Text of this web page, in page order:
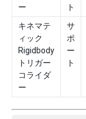
ー
ト
キネマテ
ィック
Rigidbody
トリガー
コライダ
ー
サ
ポ
ー
ト